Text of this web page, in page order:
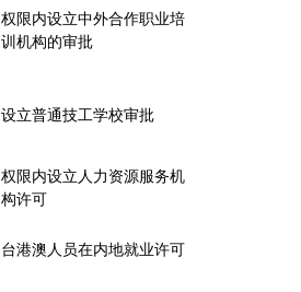
权限内设立中外合作职业培
训机构的审批
设立普通技工学校审批
权限内设立人力资源服务机
构许可
台港澳人员在内地就业许可